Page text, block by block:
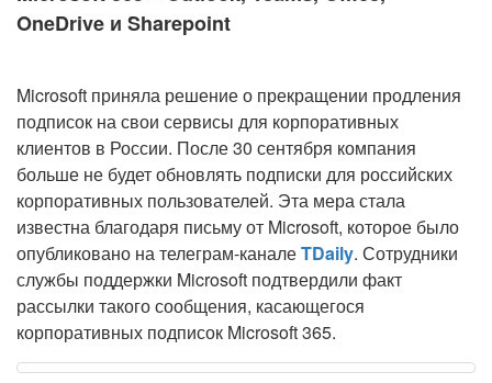
OneDrive и Sharepoint
Microsoft приняла решение о прекращении продления
подписок на свои сервисы для корпоративных
клиентов в России. После 30 сентября компания
больше не будет обновлять подписки для российских
корпоративных пользователей. Эта мера стала
известна благодаря письму от Microsoft, которое было
опубликовано на телеграм-каналеTDaily. Сотрудники
службы поддержки Microsoft подтвердили факт
рассылки такого сообщения, касающегося
корпоративных подписок Microsoft 365.